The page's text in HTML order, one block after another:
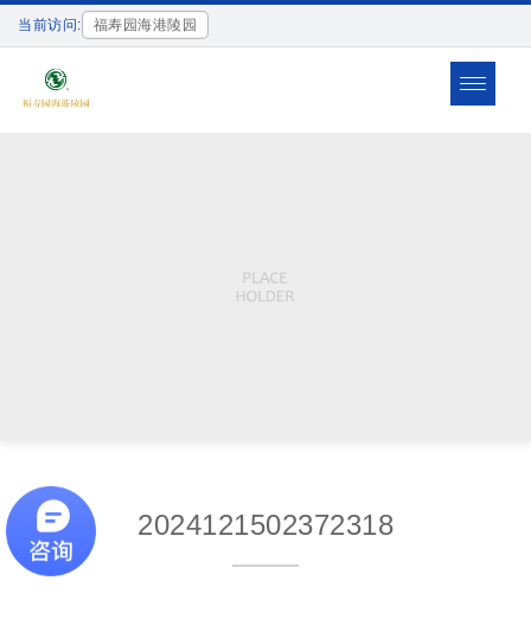
当前访问: 福寿园海港陵园
Toggle
2024121502372318